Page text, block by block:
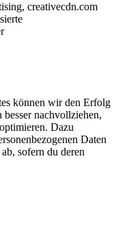
creativecdn.com
können wir den Erfolg
nachvollziehen,
Dazu
Daten
sofern du deren